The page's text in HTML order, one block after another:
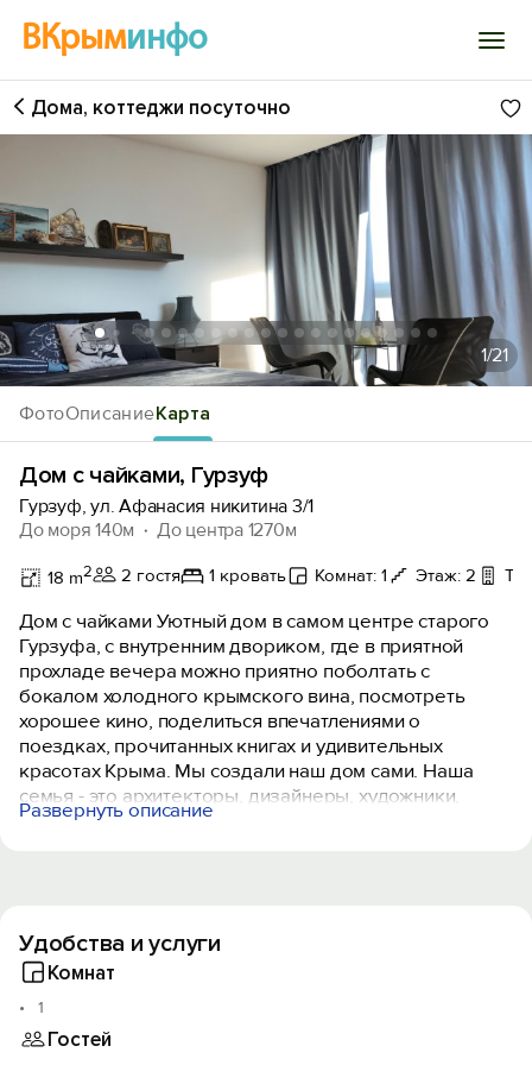
ВКрыминфо
Войти
История просмотра
Добавить свой объект
ФотоОписаниеКарта
Дома, коттеджи посуточно
1/21
Дом с чайками, Гурзуф
Гурзуф, ул. Афанасия никитина 3/1
До моря 140м
До центра 1270м
18 m2 2 гостя 1 кровать Комнат: 1 Этаж: 2
Дом с чайками Уютный дом в самом центре старого
Гурзуфа, с внутренним двориком, где в приятной
прохладе вечера можно приятно поболтать с
бокалом холодного крымского вина, посмотреть
хорошее кино, поделиться впечатлениями о
поездках, прочитанных книгах и удивительных
красотах Крыма. Мы создали наш дом сами. Наша
семья - это архитекторы, дизайнеры, художники,
каждый из нас вложил своё сердце и приложил руку к
сердце своими панорамными окнами, из которых
открывается потрясающий вид на море переходящий
Кондиционер тих и деликатен, готов создать
комфортный для вас температурный режим
Развернуть описание
Удобства и услуги
Комнат
1
Гостей